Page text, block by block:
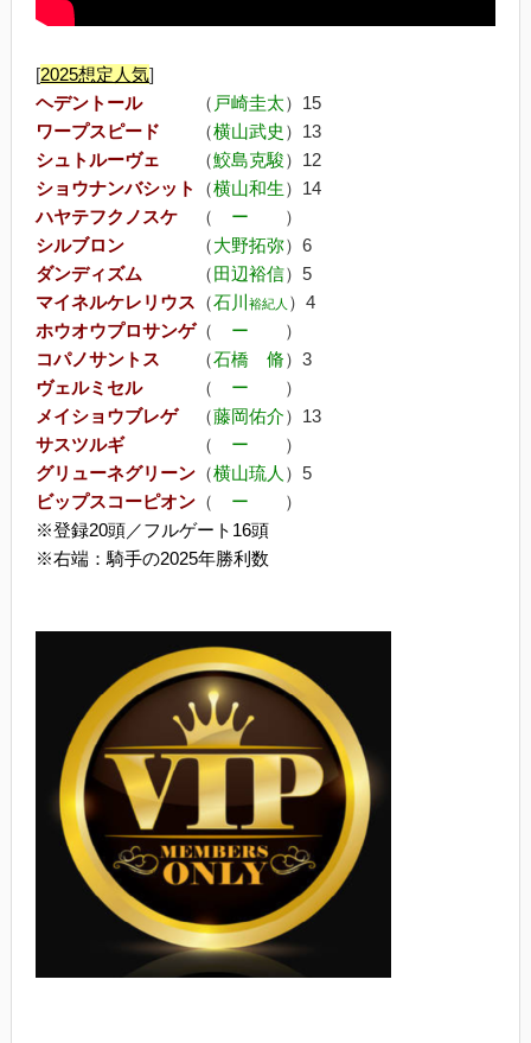
[2025想定人気]
ヘデントール
（ 戸崎圭太）15
ワープスピード
（横山武史 ）13
シュトルーヴェ
（鮫島克駿）12
ショウナンバシット
（横山和生）14
ハヤテフクノスケ
（ ー
）
シルブロン
（大野拓弥）6
ダンディズム
（田辺裕信）5
マイネルケレリウス （石川 裕紀人 ）4
ホウオウプロサンゲ（ ー
）
コパノサントス
（石橋 脩）3
ヴェルミセル
（ ー
）
メイショウブレゲ
（藤岡佑介）13
サスツルギ
（ ー
）
グリューネグリーン（横山琉人 ）5
ビップスコーピオン（ ー
）
※登録20頭／フルゲート16頭
※右端：騎手の2025年勝利数